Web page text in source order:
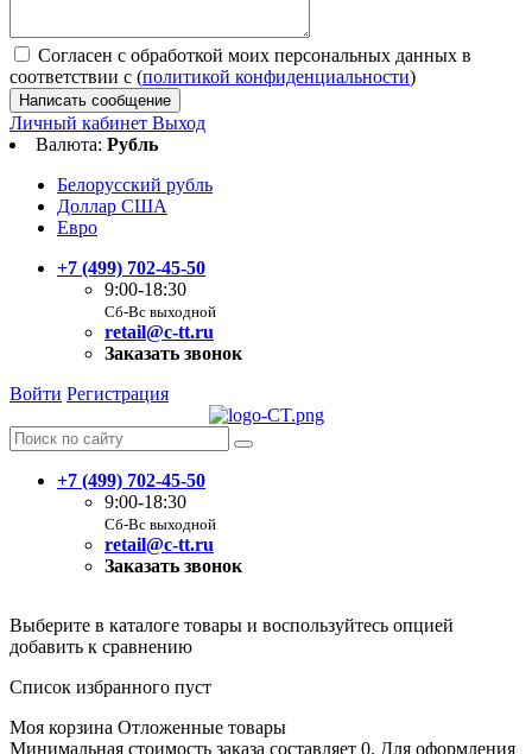
Согласен с обработкой моих персональных данных в
соответствии с (политикой конфиденциальности)
Написать сообщение
Личный кабинет Выход
Валюта: Рубль
Белорусский рубль
Доллар США
Евро
+7 (499) 702-45-50
9:00-18:30
Сб-Вс выходной
retail@c-tt.ru
Заказать звонок
Войти Регистрация
+7 (499) 702-45-50
9:00-18:30
Сб-Вс выходной
retail@c-tt.ru
Заказать звонок
Выберите в каталоге товары и воспользуйтесь опцией
добавить к сравнению
Список избранного пуст
Моя корзина Отложенные товары
Минимальная стоимость заказа составляет 0. Для оформления